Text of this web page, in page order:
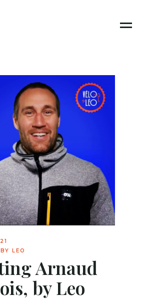
LEO
Arnaud
by Leo